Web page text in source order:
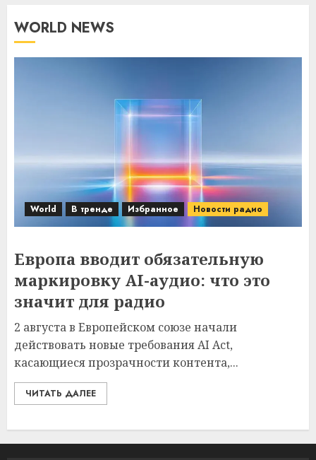
WORLD NEWS
World В тренде Избранное Новости радио
Европа вводит обязательную
маркировку AI-аудио: что это
значит для радио
2 августа в Европейском союзе начали
действовать новые требования AI Act,
касающиеся прозрачности контента,...
ЧИТАТЬ ДАЛЕЕ